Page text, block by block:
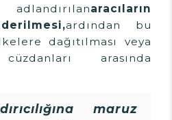
aracıların
ardından bu
dağıtılması veya
arasında
maruz